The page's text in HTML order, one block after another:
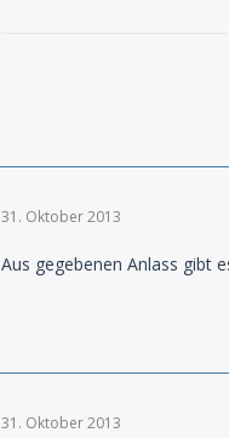
31. Oktober 2013
Aus gegebenen Anlass gibt
31. Oktober 2013